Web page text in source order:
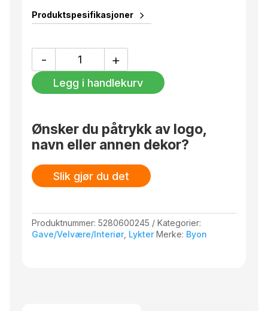
Håndlaget, farge- og teksturforskjeller kan
forekomme.
Produktspesifikasjoner
-
Calore
Line
M
+
Legg i handlekurv
Ønsker du påtrykk av logo,
navn eller annen dekor?
Slik gjør du det
Produktnummer:5280600245
Kategorier:
Gave/Velvære/Interiør, Lykter Merke: Byon